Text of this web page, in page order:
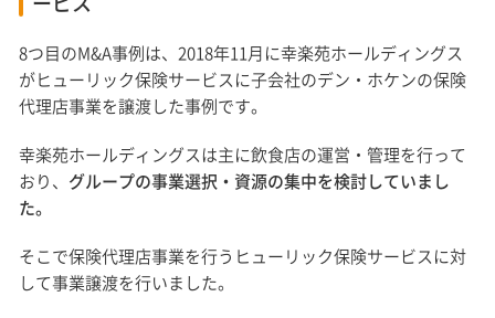
8つ目のM&A事例は、2018年11月に幸楽苑ホールディングス
がヒューリック保険サービスに子会社のデン・ホケンの保険
代理店事業を譲渡した事例です。
幸楽苑ホールディングスは主に飲食店の運営・管理を行って
おり、 グループの事業選択・資源の集中を検討していまし
た。
そこで保険代理店事業を行うヒューリック保険サービスに対
して事業譲渡を行いました。